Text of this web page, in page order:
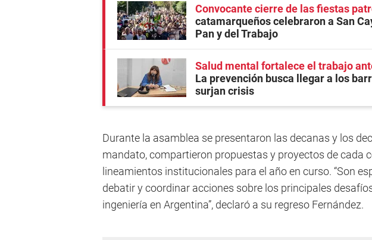
Convocante cierre de las fiestas
catamarqueños celebraron a San
Pan y del Trabajo
Salud mental fortalece el trabajo
La prevención busca llegar a los
surjan crisis
Durante la asamblea se presentaron las decanas y los
mandato, compartieron propuestas y proyectos de cada
lineamientos institucionales para el año en curso. “Son
debatir y coordinar acciones sobre los principales
ingeniería en Argentina”, declaró a su regreso Fernández.